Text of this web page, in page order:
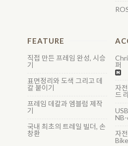
FEATURE
직접 만든 프레임 완성, 시승
기
표면정리와 도색 그리고 데
칼 붙이기
프레임 데칼과 엠블럼 제작
기
국내 최초의 트레일 빌더, 손
창환
퍼
자
드
자